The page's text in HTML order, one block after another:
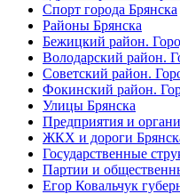
Спорт города Брянска
Районы Брянска
Бежицкий район.
Володарский район.
Советский район.
Фокинский район.
Улицы Брянска
Предприятия и
ЖКХ и дороги
Государственные
Партии и
Егор Ковальчук